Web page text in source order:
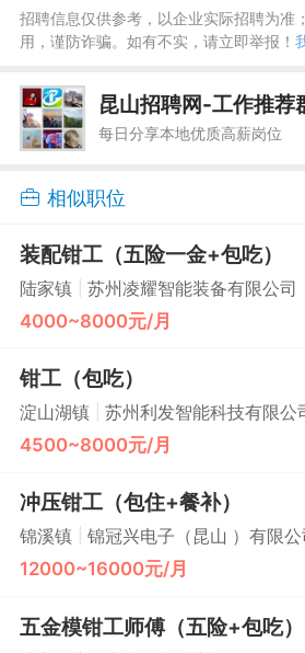
招聘信息仅供参考，以企业实际招聘为准
用，谨防诈骗。如有不实，请立即举报！
昆山招聘网-工作推荐
每日分享本地优质高薪岗位
相似职位
装配钳工（五险一金+包吃）
陆家镇 苏州凌耀智能装备有限公司
4000~8000元/月
钳工（包吃）
淀山湖镇 苏州利发智能科技有限公
4500~8000元/月
冲压钳工（包住+餐补）
锦溪镇 锦冠兴电子（昆山 ）有限公
12000~16000元/月
五金模钳工师傅（五险+包吃）